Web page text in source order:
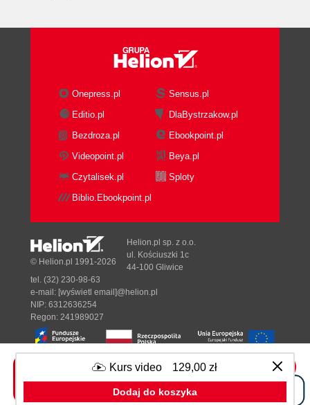
Kurs video 129,00 zł
Dodaj do koszyka
Onepress.pl
Sensus.pl
Editio.pl
DlaBystrzakow.pl
Bezdroza.pl
Ebookpoint.pl
Videopoint.pl
Beya.pl
Czytalisek.pl
Sploty
Biblio.Ebookpoint.pl
Designed with ♥ byTonik.pl
© Helion.pl 1991-2026
Helion.pl sp. z o.o.
ul. Kościuszki 1c
44-100 Gliwice
tel. (32) 230-98-63
e-mail: [wyświetl email]@helion.pl
NIP: 6312636254
Regon: 241989027